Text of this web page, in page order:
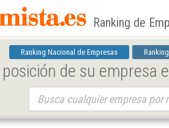
Ranking de
Ranking Nacional de Empresas
de su empresa